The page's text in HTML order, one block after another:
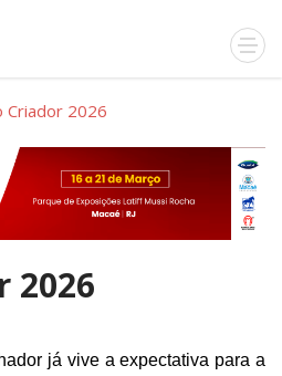
Criador 2026
2026
já vive a expectativa para a